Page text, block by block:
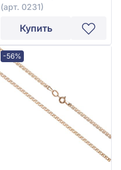
(арт. 0231)
Купить
-56%